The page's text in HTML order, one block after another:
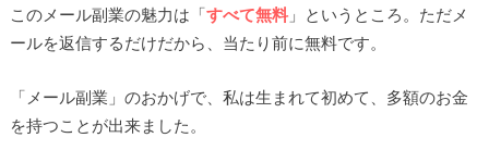
このメール副業の魅力は「すべて無料」というところ。ただメ
ールを返信するだけだから、当たり前に無料です。
「メール副業」のおかげで、私は生まれて初めて、多額のお金
を持つことが出来ました。